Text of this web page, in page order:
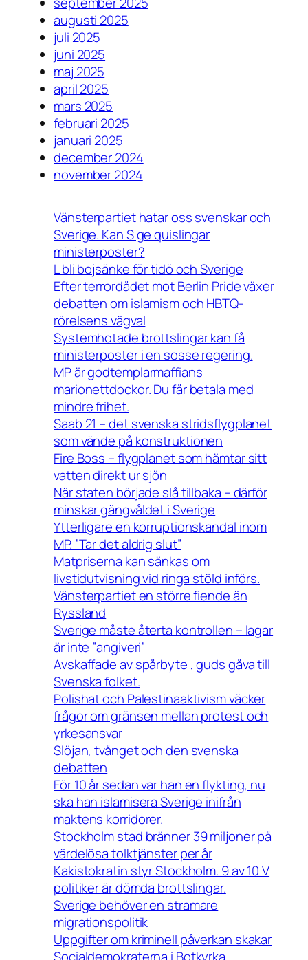
augusti 2025
juli 2025
juni 2025
maj 2025
april 2025
mars 2025
februari 2025
januari 2025
december 2024
november 2024
Vänsterpartiet hatar oss svenskar och
Sverige. Kan S ge quislingar
ministerposter?
L bli bojsänke för tidö och Sverige
Efter terrordådet mot Berlin Pride växer
debatten om islamism och HBTQ-
rörelsens vägval
Systemhotade brottslingar kan få
ministerposter i en sosse regering.
MP är godtemplarmaffians
marionettdockor. Du får betala med
mindre frihet.
Saab 21 – det svenska stridsflygplanet
som vände på konstruktionen
Fire Boss – flygplanet som hämtar sitt
vatten direkt ur sjön
När staten började slå tillbaka – därför
minskar gängvåldet i Sverige
Ytterligare en korruptionskandal inom
MP. ”Tar det aldrig slut”
Matpriserna kan sänkas om
livstidutvisning vid ringa stöld införs.
Vänsterpartiet en större fiende än
Ryssland
Sverige måste återta kontrollen – lagar
är inte ”angiveri”
Avskaffade av spårbyte , guds gåva till
Svenska folket.
Polishat och Palestinaaktivism väcker
frågor om gränsen mellan protest och
yrkesansvar
Slöjan, tvånget och den svenska
debatten
För 10 år sedan var han en flykting, nu
ska han islamisera Sverige inifrån
maktens korridorer.
Stockholm stad bränner 39 miljoner på
värdelösa tolktjänster per år
Kakistokratin styr Stockholm. 9 av 10 V
politiker är dömda brottslingar.
Sverige behöver en stramare
migrationspolitik
Uppgifter om kriminell påverkan skakar
Socialdemokraterna i Botkyrka